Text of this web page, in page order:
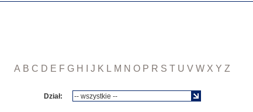
A B C D E F G H J K L M N O P R S T U V W X Y Z
Dział: